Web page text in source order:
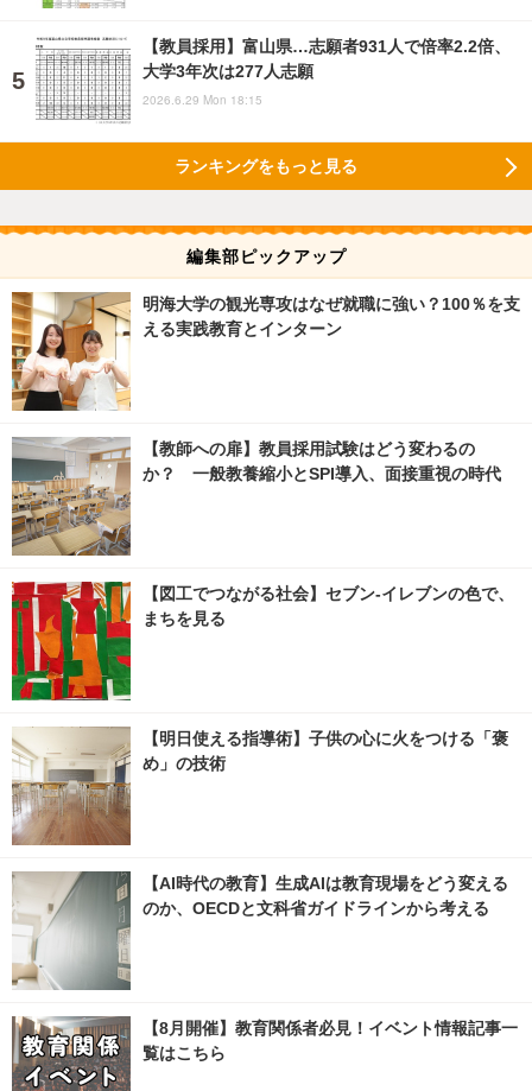
【教員採用】富山県…志願者931人で倍率2.2倍、
大学3年次は277人志願
2026.6.29 Mon 18:15
ランキングをもっと見る
編集部ピックアップ
明海大学の観光専攻はなぜ就職に強い？100％を支
える実践教育とインターン
【教師への扉】教員採用試験はどう変わるの
か？ 一般教養縮小とSPI導入、面接重視の時代
【図工でつながる社会】セブン‐イレブンの色で、
まちを見る
【明日使える指導術】子供の心に火をつける「褒
め」の技術
【AI時代の教育】生成AIは教育現場をどう変える
のか、OECDと文科省ガイドラインから考える
【8月開催】教育関係者必見！イベント情報記事一
覧はこちら